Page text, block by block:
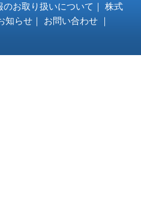
のお取り扱いについて ｜ 株式
知らせ ｜ お問い合わせ ｜